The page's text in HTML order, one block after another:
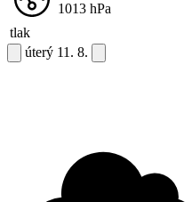
tlak
1013 hPa
úterý 11. 8.